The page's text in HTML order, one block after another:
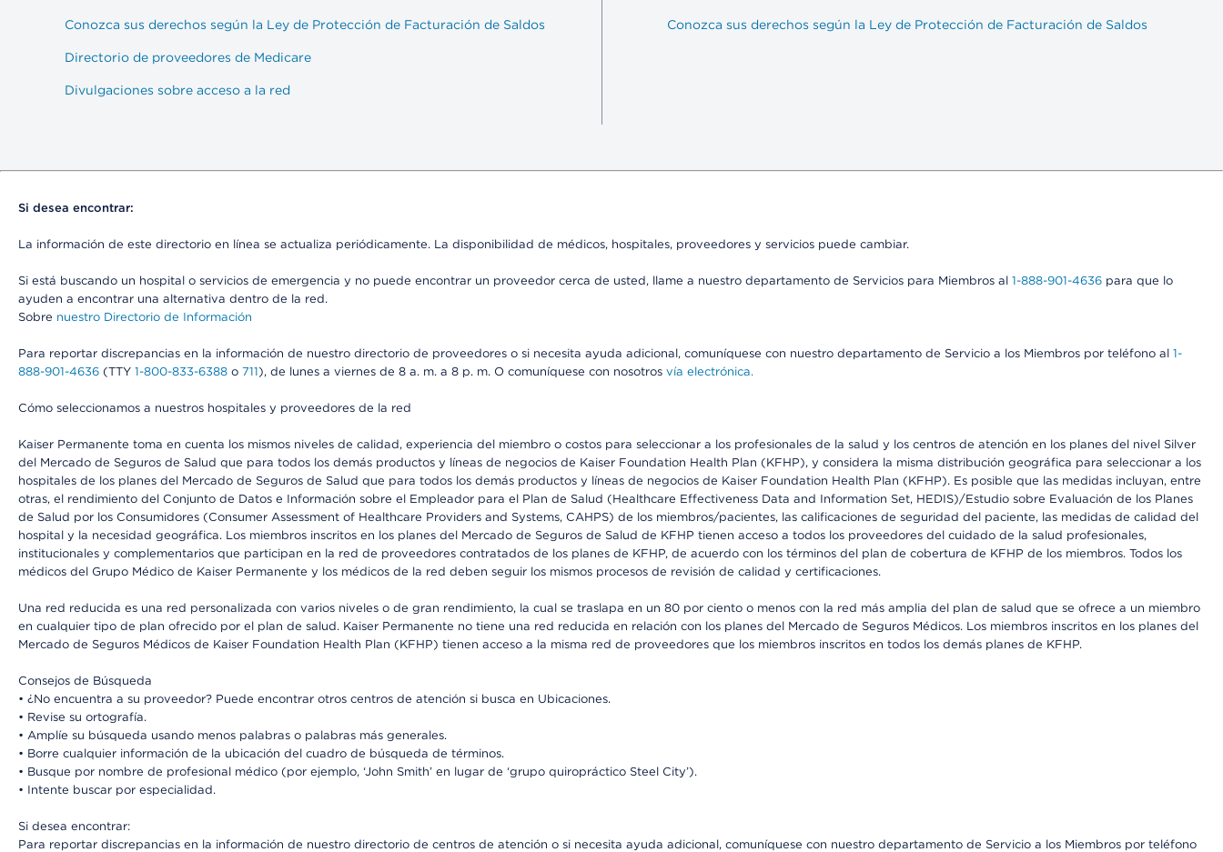
Conozca sus derechos según la Ley de Protección de Facturación de Saldos
Directorio de proveedores de Medicare
Divulgaciones sobre acceso a la red
Conozca sus derechos según la Ley de Protección de Facturación de Saldos
Si desea encontrar:
La información de este directorio en línea se actualiza periódicamente. La disponibilidad de médicos, hospitales, proveedores y servicios puede cambiar.
Si está buscando un hospital o servicios de emergencia y no puede encontrar un proveedor cerca de usted, llame a nuestro departamento de Servicios para Miembros al 1-888-901-4636 para que lo
ayuden a encontrar una alternativa dentro de la red.
Sobre nuestro Directorio de Información
Para reportar discrepancias en la información de nuestro directorio de proveedores o si necesita ayuda adicional, comuníquese con nuestro departamento de Servicio a los Miembros por teléfono al 1-
888-901-4636 (TTY 1-800-833-6388 o 711), de lunes a viernes de 8 a. m. a 8 p. m. O comuníquese con nosotros vía electrónica.
Cómo seleccionamos a nuestros hospitales y proveedores de la red
Kaiser Permanente toma en cuenta los mismos niveles de calidad, experiencia del miembro o costos para seleccionar a los profesionales de la salud y los centros de atención en los planes del nivel Silver
del Mercado de Seguros de Salud que para todos los demás productos y líneas de negocios de Kaiser Foundation Health Plan (KFHP), y considera la misma distribución geográfica para seleccionar a los
hospitales de los planes del Mercado de Seguros de Salud que para todos los demás productos y líneas de negocios de Kaiser Foundation Health Plan (KFHP). Es posible que las medidas incluyan, entre
otras, el rendimiento del Conjunto de Datos e Información sobre el Empleador para el Plan de Salud (Healthcare Effectiveness Data and Information Set, HEDIS)/Estudio sobre Evaluación de los Planes
de Salud por los Consumidores (Consumer Assessment of Healthcare Providers and Systems, CAHPS) de los miembros/pacientes, las calificaciones de seguridad del paciente, las medidas de calidad del
hospital y la necesidad geográfica. Los miembros inscritos en los planes del Mercado de Seguros de Salud de KFHP tienen acceso a todos los proveedores del cuidado de la salud profesionales,
institucionales y complementarios que participan en la red de proveedores contratados de los planes de KFHP, de acuerdo con los términos del plan de cobertura de KFHP de los miembros. Todos los
médicos del Grupo Médico de Kaiser Permanente y los médicos de la red deben seguir los mismos procesos de revisión de calidad y certificaciones.
Una red reducida es una red personalizada con varios niveles o de gran rendimiento, la cual se traslapa en un 80 por ciento o menos con la red más amplia del plan de salud que se ofrece a un miembro
en cualquier tipo de plan ofrecido por el plan de salud. Kaiser Permanente no tiene una red reducida en relación con los planes del Mercado de Seguros Médicos. Los miembros inscritos en los planes del
Mercado de Seguros Médicos de Kaiser Foundation Health Plan (KFHP) tienen acceso a la misma red de proveedores que los miembros inscritos en todos los demás planes de KFHP.
Consejos de Búsqueda
• ¿No encuentra a su proveedor? Puede encontrar otros centros de atención si busca en Ubicaciones.
• Revise su ortografía.
• Amplíe su búsqueda usando menos palabras o palabras más generales.
• Borre cualquier información de la ubicación del cuadro de búsqueda de términos.
• Busque por nombre de profesional médico (por ejemplo, ‘John Smith’ en lugar de ‘grupo quiropráctico Steel City’).
• Intente buscar por especialidad.
Si desea encontrar:
Para reportar discrepancias en la información de nuestro directorio de centros de atención o si necesita ayuda adicional, comuníquese con nuestro departamento de Servicio a los Miembros por teléfono